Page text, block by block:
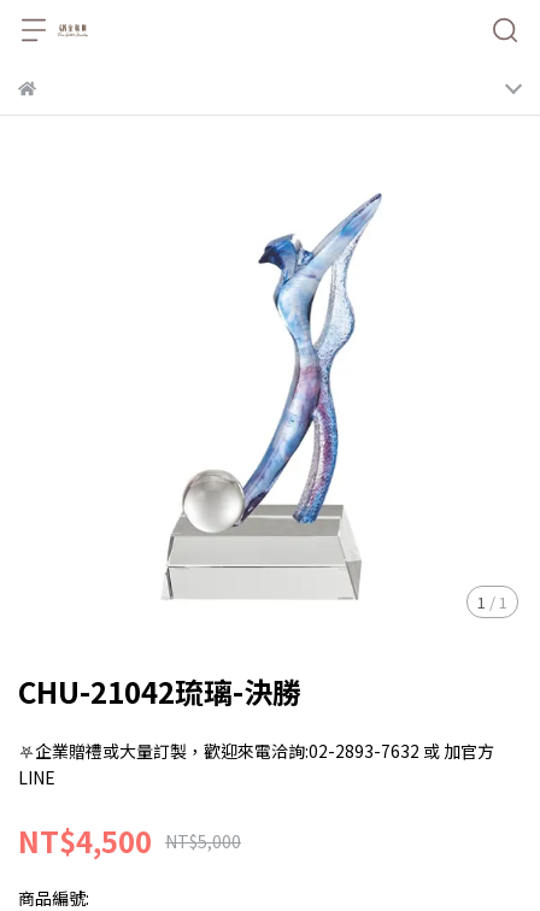
1 / 1
CHU-21042琉璃-決勝
⛧企業贈禮或大量訂製，歡迎來電洽詢:02-2893-7632 或 加官方
LINE
NT$4,500 NT$5,000
商品編號: